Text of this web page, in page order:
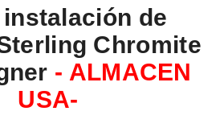
de
Chromite
- ALMACEN
USA-